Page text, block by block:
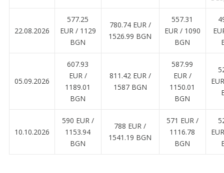
22.08.2026
577.25
EUR / 1129
BGN
780.74 EUR /
1526.99 BGN
557.31
EUR / 1090
BGN
05.09.2026
607.93
EUR /
1189.01
BGN
811.42 EUR /
1587 BGN
587.99
EUR /
1150.01
BGN
10.10.2026
590 EUR /
1153.94
BGN
788 EUR /
1541.19 BGN
571 EUR /
1116.78
BGN